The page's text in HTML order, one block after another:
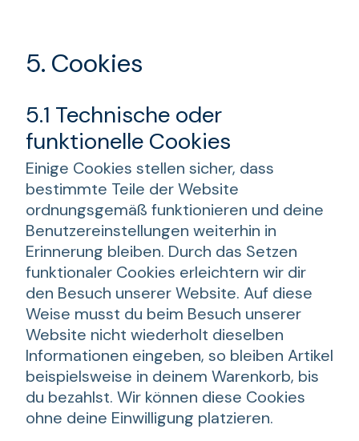
5. Cookies
5.1 Technische oder
funktionelle Cookies
Einige Cookies stellen sicher, dass
bestimmte Teile der Website
ordnungsgemäß funktionieren und deine
Benutzereinstellungen weiterhin in
Erinnerung bleiben. Durch das Setzen
funktionaler Cookies erleichtern wir dir
den Besuch unserer Website. Auf diese
Weise musst du beim Besuch unserer
Website nicht wiederholt dieselben
Informationen eingeben, so bleiben Artikel
beispielsweise in deinem Warenkorb, bis
du bezahlst. Wir können diese Cookies
ohne deine Einwilligung platzieren.